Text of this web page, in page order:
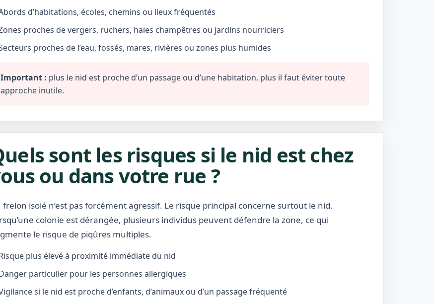
d’habitations, écoles, chemins ou lieux fréquentés
proches de vergers, ruchers, haies champêtres ou jardins nourriciers
proches de l’eau, fossés, mares, rivières ou zones plus humides
Important : plus le nid est proche d’un passage ou d’une habitation, plus il faut éviter toute
approche inutile.
sont les risques si le nid est chez
ou dans votre rue ?
frelon isolé n’est pas forcément agressif. Le risque principal concerne surtout le nid.
colonie est dérangée, plusieurs individus peuvent défendre la zone, ce qui
le risque de piqûres multiples.
plus élevé à proximité immédiate du nid
particulier pour les personnes allergiques
si le nid est proche d’enfants, d’animaux ou d’un passage fréquenté